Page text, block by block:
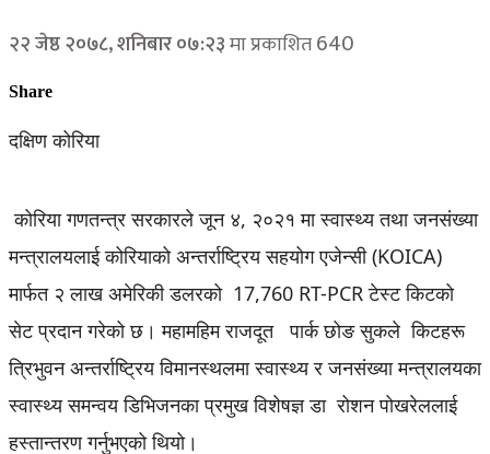
२२ जेष्ठ २०७८, शनिबार ०७:२३मा प्रकाशित640
Share
दक्षिण कोरिया
कोरिया गणतन्त्र सरकारले जून ४, २०२१ मा स्वास्थ्य तथा जनसंख्या
मन्त्रालयलाई कोरियाको अन्तर्राष्ट्रिय सहयोग एजेन्सी (KOICA)
मार्फत २ लाख अमेरिकी डलरको 17,760 RT-PCR टेस्ट किटको
सेट प्रदान गरेको छ। महामहिम राजदूत पार्क छोङ सुकले किटहरू
त्रिभुवन अन्तर्राष्ट्रिय विमानस्थलमा स्वास्थ्य र जनसंख्या मन्त्रालयका
स्वास्थ्य समन्वय डिभिजनका प्रमुख विशेषज्ञ डा रोशन पोखरेललाई
हस्तान्तरण गर्नुभएको थियो।